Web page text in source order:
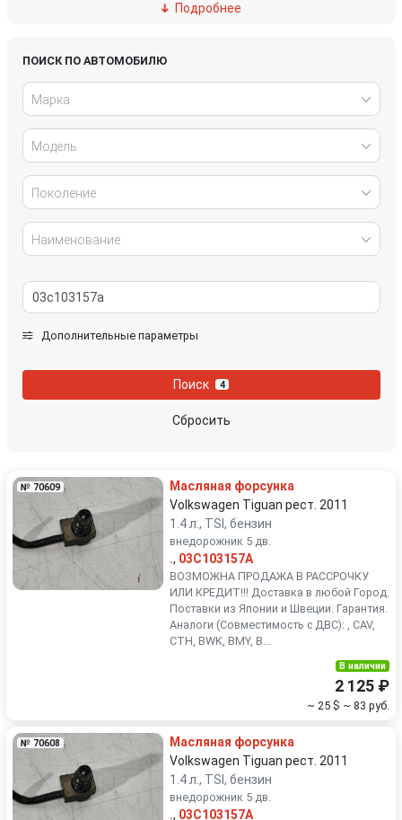
Honda
Kia
Land Rover
Mazda Mercedes-Benz
Nissan Opel
SEAT Skoda
Smart SsangYong
Subaru Suzuki
Volkswagen
Подробнее
ПОИСК ПО АВТОМОБИЛЮ
Марка
Модель
Поколение
Наименование
Дополнительные параметры
Поиск 4
Сбросить
№ 70609
Масляная форсунка
Volkswagen Tiguan рест. 2011
1.4 л., TSI, бензин
внедорожник 5 дв.
., 03C103157A
ВОЗМОЖНА ПРОДАЖА В РАССРОЧКУ
ИЛИ КРЕДИТ!!! Доставка в любой Город.
Поставки из Японии и Швеции. Гарантия.
Аналоги (Совместимость с ДВС): , CAV,
CTH, BWK, BMY, B...
В наличии
2 125 ₽
~ 25 $ ~ 83 руб.
№ 70608
Масляная форсунка
Volkswagen Tiguan рест. 2011
1.4 л., TSI, бензин
внедорожник 5 дв.
., 03C103157A